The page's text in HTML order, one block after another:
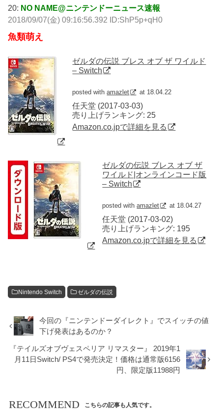
20: NO NAME@ニンテンドーニュース速報
2018/09/07(金) 09:16:56.392 ID:ShP5p+qH0
魚類萌え
ゼルダの伝説 ブレス オブ ザ ワイルド
– Switch
posted withamazlet at 18.04.22
任天堂 (2017-03-03)
売り上げランキング: 25
Amazon.co.jpで詳細を見る
ゼルダの伝説 ブレス オブ ザ
ワイルド|オンラインコード版
– Switch
posted withamazlet at 18.04.27
任天堂 (2017-03-02)
売り上げランキング: 195
Amazon.co.jpで詳細を見る
Nintendo Switch ゼルダの伝説
今回の『ニンテンドーダイレクト』でスイッチの値
下げ発表はあるのか？
『テイルズオブヴェスペリア リマスター』 2019年1
月11日Switch/ PS4で発売決定！価格は通常版6156
円、限定版11988円
RECOMMEND こちらの記事も人気です。